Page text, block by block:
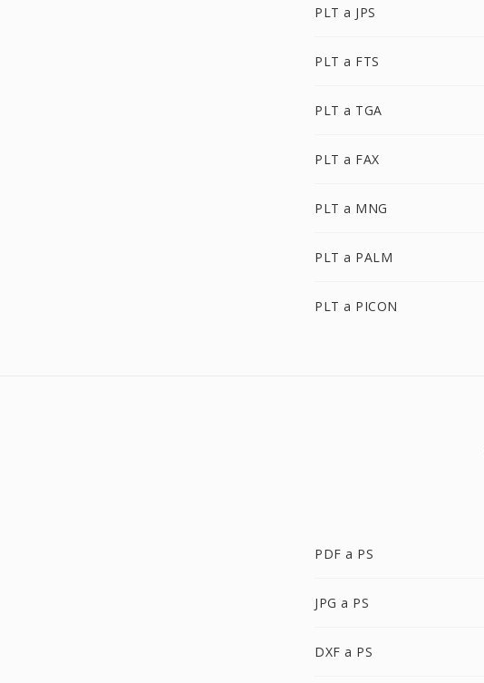
PLT a JPS
PLT a FTS
PLT a TGA
PLT a FAX
PLT a MNG
PLT a PALM
PLT a PICON
PDF a PS
JPG a PS
DXF a PS